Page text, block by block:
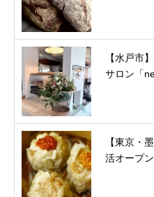
【水戸市
サロン「
【東京・
活オープ